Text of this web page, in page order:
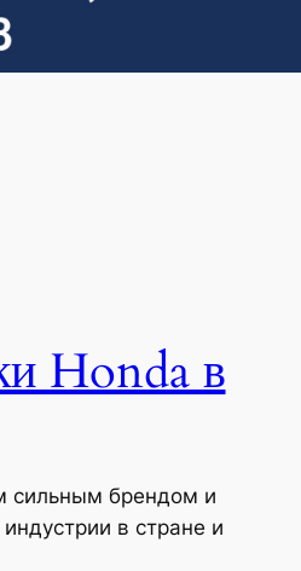
Honda в
сильным брендом и
в стране и